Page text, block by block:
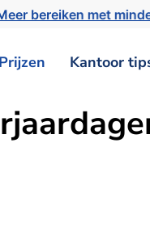
bereiken met
Prijzen Kantoor